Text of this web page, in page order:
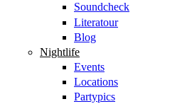
Soundcheck
Literatour
Blog
Nightlife
Events
Locations
Partypics